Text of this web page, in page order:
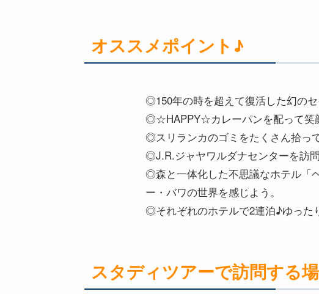
オススメポイント♪
◎150年の時を超えて復活した幻のセ
◎☆HAPPY☆カレーパンを配って笑
◎スリランカのゴミをたくさん拾っ
◎J.R.ジャヤワルダナセンターを訪
◎森と一体化した不思議なホテル「
ー・バワの世界を感じよう。
◎それぞれのホテルで2連泊♪ゆった
スタディツアーで訪問する